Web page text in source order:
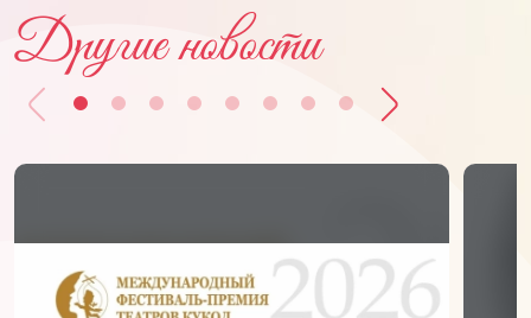
Другие новости